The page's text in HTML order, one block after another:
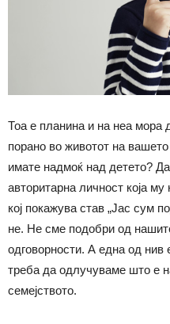
Тоа е планина и на неа мора
порано во животот на
имате надмоќ над детето?
авторитарна личност која
кој покажува став „Јас сум
не. Не сме подобри од
одговорности. А една од
треба да одлучуваме што е
семејството.